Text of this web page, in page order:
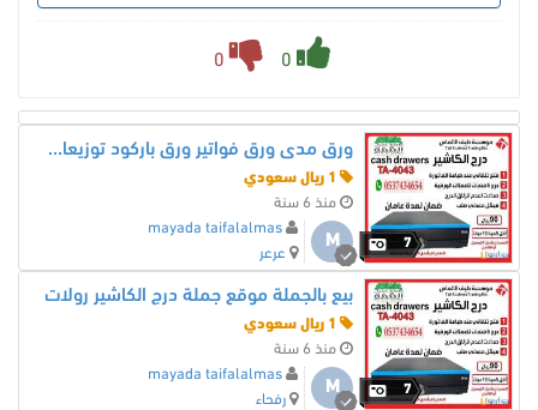
0
0
7
ورق مدى ورق فواتير ورق باركود توزيعات جملة
منذ 6 سنة
M
mayada taifalalmas
عرعر
7
بيع بالجملة موقع جملة درج الكاشير رولات
منذ 6 سنة
M
mayada taifalalmas
رفحاء